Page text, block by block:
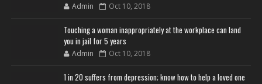
Admin Oct 10, 2018
Touching a woman inappropriately at the workplace can land
you in jail for 5 years
Admin Oct 10, 2018
1 in 20 suffers from depression; know how to help a loved one